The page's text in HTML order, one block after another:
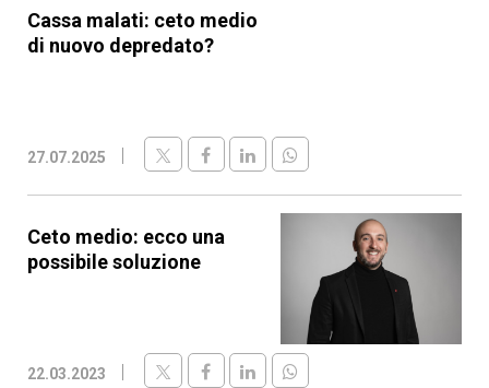
Cassa malati: ceto medio
di nuovo depredato?
27.07.2025
Ceto medio: ecco una
possibile soluzione
22.03.2023